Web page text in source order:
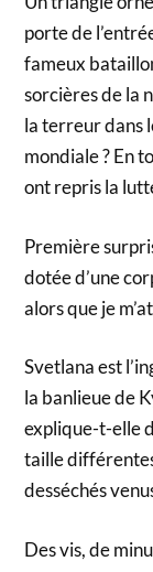
porte de
fameux
sorcières de la
la terreur dans
mondiale ? En
ont repris la
Première
dotée d’une
alors que je
Svetlana est
la banlieue de
explique-t-elle
taille
desséchés
Des vis, de